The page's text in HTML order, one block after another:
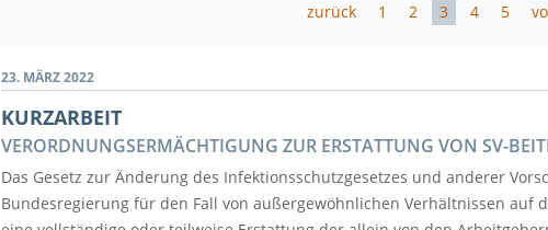
zurück 1 2 3 4 5
23. MÄRZ 2022
KURZARBEIT
VERORDNUNGSERMÄCHTIGUNG ZUR ERSTATTUNG VON SV-
Das Gesetz zur Änderung des Infektionsschutzgesetzes und anderer
Bundesregierung für den Fall von außergewöhnlichen Verhältnissen auf